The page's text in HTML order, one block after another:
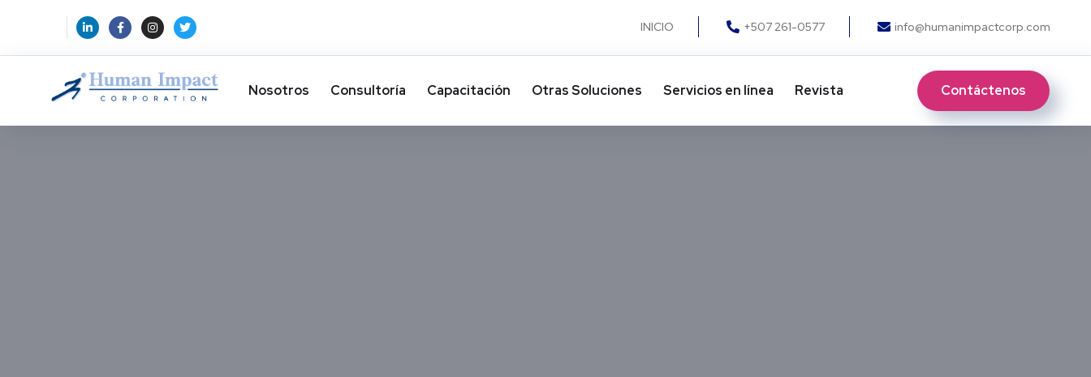
INICIO +507 261-0577 info@humanimpactcorp.com
Nosotros Consultoría Capacitación Otras Soluciones​ Servicios en línea Revista Contáctenos